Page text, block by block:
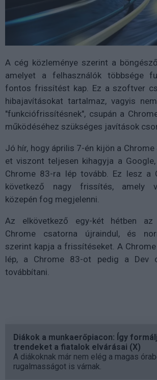
A cég közleménye szerint a
amelyet a felhasználók többsége
fontos frissítést kap. Ez a szoftver
hibajavításokat tartalmaz, vagyis
"funkciófrissítésnek", csupán a
működéséhez szükséges javítások
Jó hír, hogy április 7-én kijön a
et viszont teljesen kihagyja a
Chrome 83-ra lép tovább. Ez lesz a
következő nagy frissítés, amely
közepén fog megjelenni.
Az elkövetkező egy-két hétben
Chrome csatorna újraindul, és
szerint kapja a frissítéseket. A
lép, a Chrome 83-ot pedig a Dev
továbbítani.
Diákok a munkaerőpiacon: Így
trendeket a fiatalok elvárásai (X)
A diákoknak már nem elég a magas
rugalmasságot is várnak.